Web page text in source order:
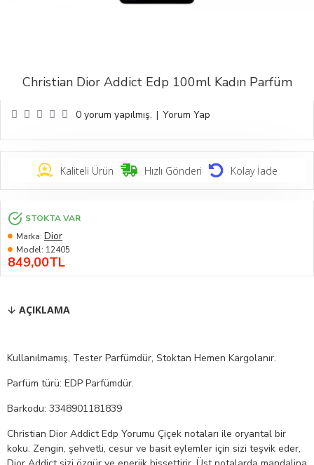
Christian Dior Addict Edp 100ml Kadın Parfüm
Kaliteli Ürün Hızlı Gönderi Kolay İade
0 yorum yapılmış. | Yorum Yap
849,00TL
STOKTA VAR
Marka: Dior
Model: 12405
AÇIKLAMA
Kullanılmamış, Tester Parfümdür, Stoktan Hemen Kargolanır.
Parfüm türü: EDP Parfümdür.
Barkodu: 3348901181839
Christian Dior Addict Edp Yorumu Çiçek notaları ile oryantal bir
koku. Zengin, şehvetli, cesur ve basit eylemler için sizi teşvik eder,